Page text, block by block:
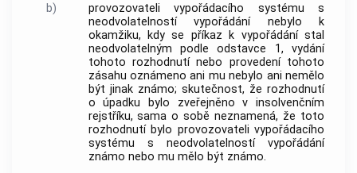
b)
provozovateli vypořádacího systému s
neodvolatelností vypořádání nebylo k
okamžiku, kdy se příkaz k vypořádání stal
neodvolatelným podle odstavce 1, vydání
tohoto rozhodnutí nebo provedení tohoto
zásahu oznámeno ani mu nebylo ani nemělo
být jinak známo; skutečnost, že rozhodnutí
o úpadku bylo zveřejněno v insolvenčním
rejstříku, sama o sobě neznamená, že toto
rozhodnutí bylo provozovateli vypořádacího
systému s neodvolatelností vypořádání
známo nebo mu mělo být známo.